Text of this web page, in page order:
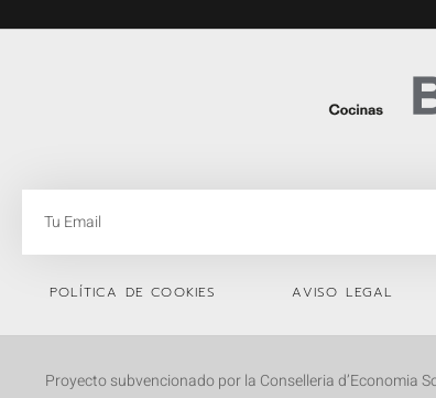
POLÍTICA DE COOKIES AVISO LEGAL
Proyecto subvencionado por la Conselleria d’Economia